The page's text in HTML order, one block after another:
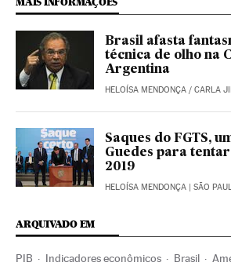
Brasil afasta
técnica de olho na
Argentina
HELOÍSA MENDONÇA / CARLA
Saques do FGTS,
Guedes para
2019
HELOÍSA MENDONÇA | SÃO
ARQUIVADO EM
PIB Indicadores econômicos Brasil